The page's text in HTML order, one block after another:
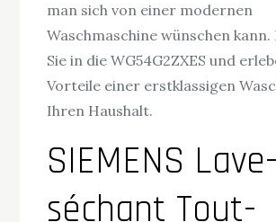
man sich von einer modernen
Waschmaschine wünschen
Sie in die WG54G2ZXES und
Vorteile einer erstklassigen
Ihren Haushalt.
SIEMENS
séchant Tout-